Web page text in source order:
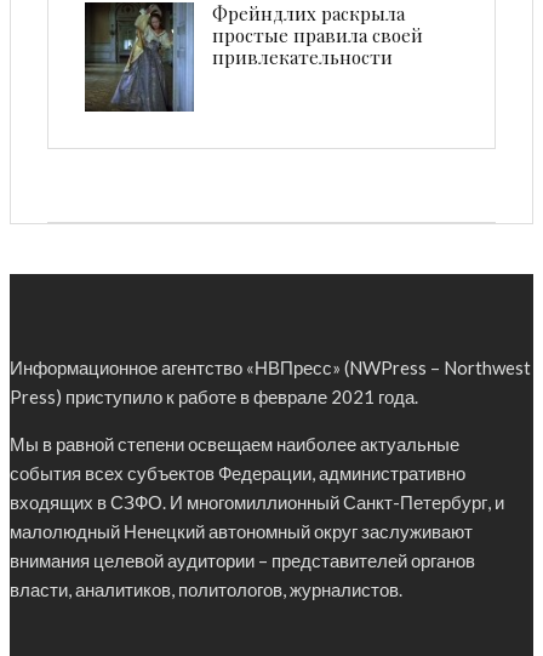
Фрейндлих раскрыла
простые правила своей
привлекательности
Информационное агентство «НВПресс» (NWPress – Northwest
Press) приступило к работе в феврале 2021 года.
Мы в равной степени освещаем наиболее актуальные
события всех субъектов Федерации, административно
входящих в СЗФО. И многомиллионный Санкт-Петербург, и
малолюдный Ненецкий автономный округ заслуживают
внимания целевой аудитории – представителей органов
власти, аналитиков, политологов, журналистов.